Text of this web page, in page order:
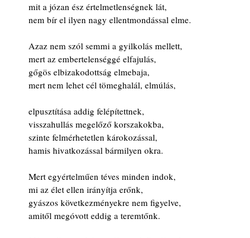
mit a józan ész értelmetlenségnek lát,
nem bír el ilyen nagy ellentmondással elme.
Azaz nem szól semmi a gyilkolás mellett,
mert az embertelenséggé elfajulás,
gőgös elbizakodottság elmebaja,
mert nem lehet cél tömeghalál, elmúlás,
elpusztítása addig felépítettnek,
visszahullás megelőző korszakokba,
szinte felmérhetetlen károkozással,
hamis hivatkozással bármilyen okra.
Mert egyértelműen téves minden indok,
mi az élet ellen irányítja erőnk,
gyászos következményekre nem figyelve,
amitől megóvott eddig a teremtőnk.